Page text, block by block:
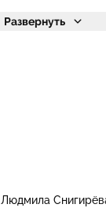
Развернуть
Людмила